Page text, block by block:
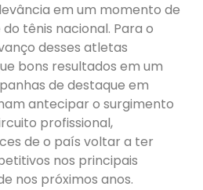
em um momento de
tênis nacional. Para o
desses atletas
bons resultados em um
de destaque em
antecipar o surgimento
profissional,
de o país voltar a ter
nos principais
nos próximos anos.